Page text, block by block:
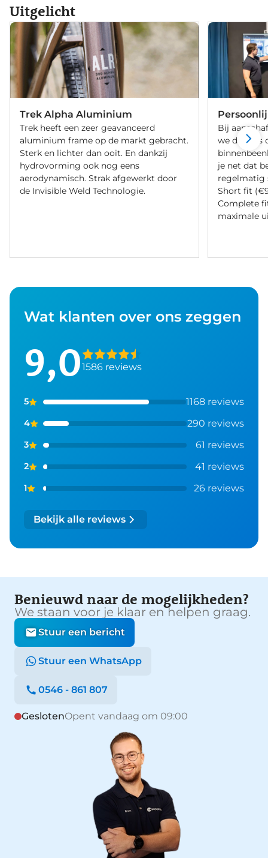
Uitgelicht
Trek Alpha Aluminium
Trek heeft een zeer geavanceerd
aluminium frame op de markt gebracht.
Sterk en lichter dan ooit. En dankzij
hydrovorming ook nog eens
aerodynamisch. Strak afgewerkt door
de Invisible Weld Technologie.
Bij
we de fiets
je net dat
regelmatig
Short fit
Complete
maximale
Wat klanten over ons zeggen
9,01586 reviews
5 1168 reviews
4 290 reviews
3 61 reviews
2 41 reviews
1 26 reviews
Bekijk alle reviews
Benieuwd naar de mogelijkheden?
We staan voor je klaar en helpen graag.
Stuur een bericht
Stuur een WhatsApp
0546 - 861 807
GeslotenOpent vandaag om 09:00